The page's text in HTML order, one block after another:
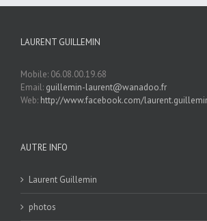
LAURENT GUILLEMIN
Mobile: 06.08.00.19.68
Email: guillemin-laurent@wanadoo.fr
Web: http://www.facebook.com/
AUTRE INFO
Laurent Guillemin
photos